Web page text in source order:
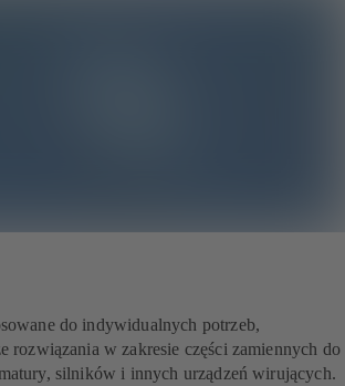
do indywidualnych potrzeb,
rozwiązania w zakresie części zamiennych do
silników i innych urządzeń wirujących.